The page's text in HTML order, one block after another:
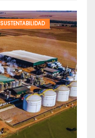
SUSTENTABILIDAD